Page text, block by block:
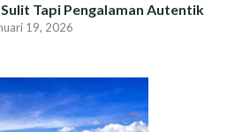
Tapi Pengalaman Autentik
19, 2026